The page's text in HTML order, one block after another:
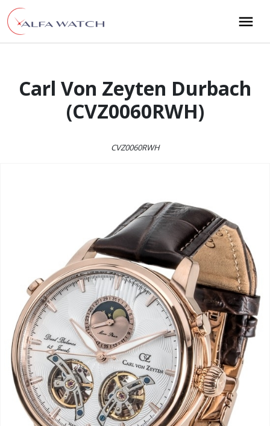
Przejdź do treści
Main Navigation
Carl Von Zeyten Durbach
(CVZ0060RWH)
CVZ0060RWH